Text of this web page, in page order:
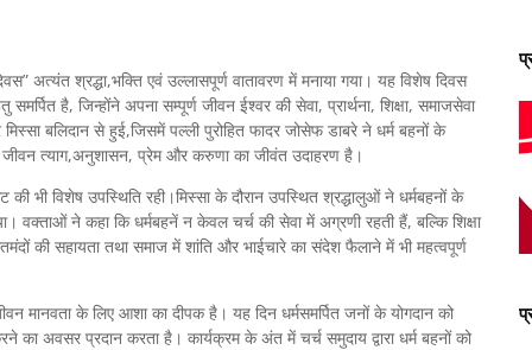
अत्यंत श्रद्धा,भक्ति एवं उल्लासपूर्ण वातावरण में मनाया गया। यह विशेष दिवस
है, जिन्होंने अपना सम्पूर्ण जीवन ईश्वर की सेवा, प्रार्थना, शिक्षा, समाजसेवा
बलिदान से हुई,जिसमें पल्ली पुरोहित फादर जोसेफ डाबरे ने धर्म बहनों के
जीवन त्याग,अनुशासन, प्रेम और करुणा का जीवंत उदाहरण है।
भी विशेष उपस्थिति रही।मिस्सा के दौरान उपस्थित श्रद्धालुओं ने धर्मबहनों के
वक्ताओं ने कहा कि धर्मबहनें न केवल चर्च की सेवा में अग्रणी रहती हैं, बल्कि शिक्षा
की सहायता तथा समाज में शांति और भाईचारे का संदेश फैलाने में भी महत्वपूर्ण
मानवता के लिए आशा का दीपक है। यह दिन धर्मसमर्पित जनों के योगदान को
का अवसर प्रदान करता है। कार्यक्रम के अंत में चर्च समुदाय द्वारा धर्म बहनों को